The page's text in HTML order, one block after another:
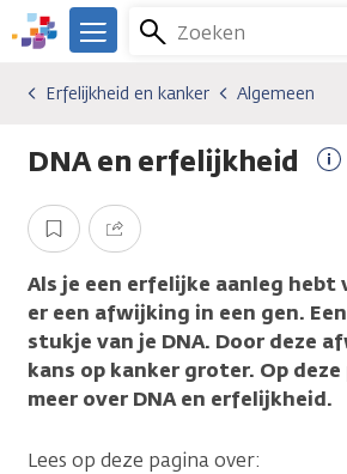
Overslaan
en
gaan
We
er
je.
Zoeken
Menu
Erfelijkheid en kanker
Erfelijkheid en kanker
Algemeen
Erfelijkheid en kanker Algemeen
DNA en erfelijkheid
Opslaan Delen
Als je een erfelijke aanleg hebt
er een afwijking in een gen.
stukje van je DNA. Door deze
kans op kanker groter. Op deze
meer over DNA en erfelijkheid.
Lees op deze pagina over: